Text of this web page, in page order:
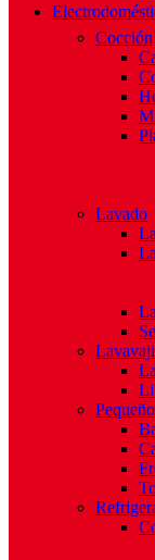
Cocción
Lavado